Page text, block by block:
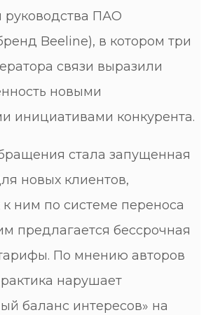
руководства ПАО
Beeline), в котором три
связи выразили
новыми
инициативами конкурента.
стала запущенная
новых клиентов,
ним по системе переноса
предлагается бессрочная
По мнению авторов
нарушает
баланс интересов» на